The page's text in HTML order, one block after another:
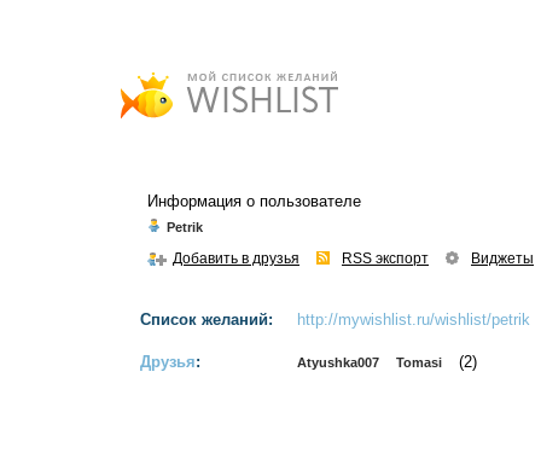
Информация о пользователе
Petrik
Добавить в друзья RSS экспорт Виджеты
Список желаний: http://mywishlist.ru/wishlist/petrik
Друзья: Atyushka007 Tomasi (2)